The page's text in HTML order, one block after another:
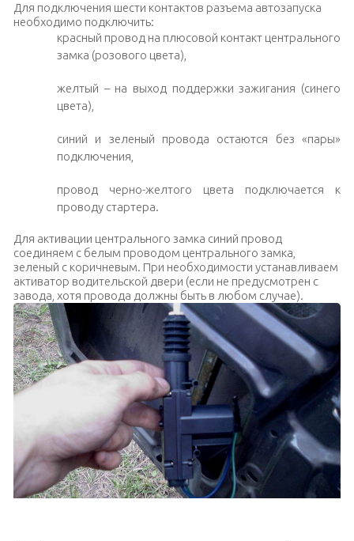
Для подключения шести контактов разъема автозапуска
необходимо подключить:
красный провод на плюсовой контакт центрального
замка (розового цвета),
желтый – на выход поддержки зажигания (синего
цвета),
синий и зеленый провода остаются без «пары»
подключения,
провод черно-желтого цвета подключается к
проводу стартера.
Для активации центрального замка синий провод
соединяем с белым проводом центрального замка,
зеленый с коричневым. При необходимости устанавливаем
активатор водительской двери (если не предусмотрен с
завода, хотя провода должны быть в любом случае).